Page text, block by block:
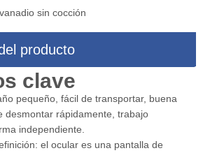
sin cocción
producto
clave
pequeño, fácil de transportar, buena
desmontar rápidamente, trabajo
independiente.
el ocular es una pantalla de